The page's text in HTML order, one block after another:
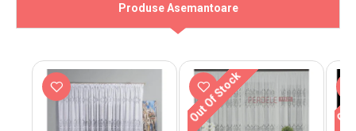
Produse Asemantoare
Out Of Stock